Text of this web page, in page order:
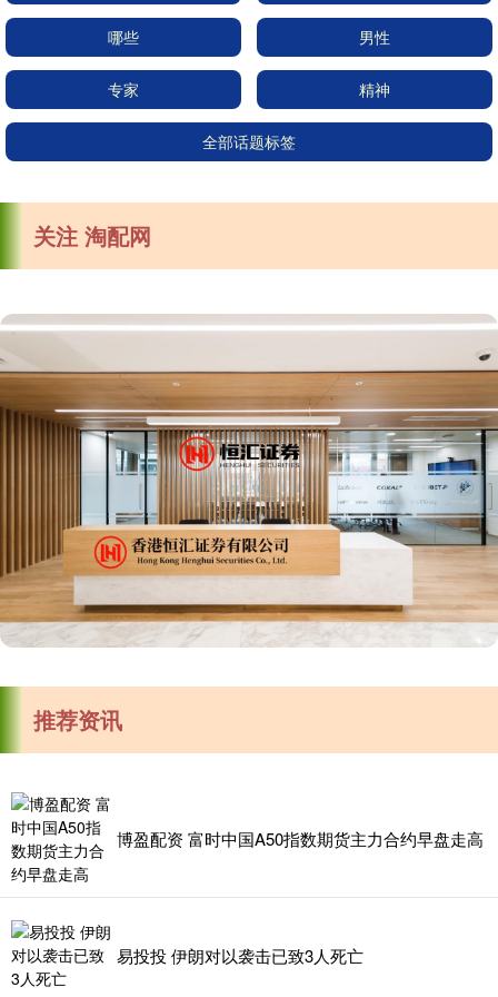
哪些 男性
专家 精神
全部话题标签
关注 淘配网
推荐资讯
博盈配资 富时中国A50指数期货主力合约早盘走高
易投投 伊朗对以袭击已致3人死亡